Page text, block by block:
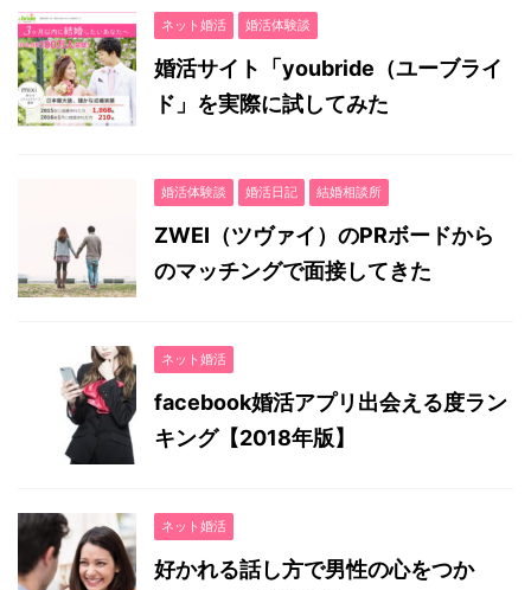
ネット婚活 婚活体験談
婚活サイト「youbride（ユーブライ
ド」を実際に試してみた
婚活体験談 婚活日記 結婚相談所
ZWEI（ツヴァイ）のPRボードから
のマッチングで面接してきた
ネット婚活
facebook婚活アプリ出会える度ラン
キング【2018年版】
ネット婚活
好かれる話し方で男性の心をつか